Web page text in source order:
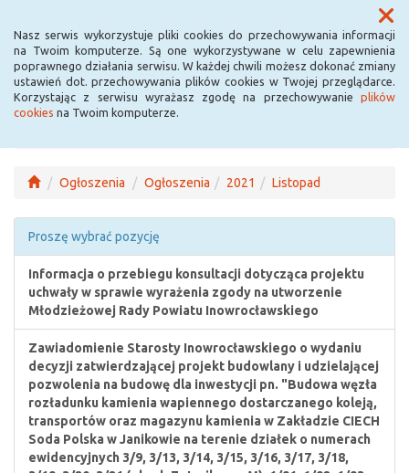
Nasz serwis wykorzystuje pliki cookies do przechowywania informacji
na Twoim komputerze. Są one wykorzystywane w celu zapewnienia
poprawnego działania serwisu. W każdej chwili możesz dokonać zmiany
ustawień dot. przechowywania plików cookies w Twojej przeglądarce.
Korzystając z serwisu wyrażasz zgodę na przechowywanie plików
cookies na Twoim komputerze.
Menu
Ogłoszenia Ogłoszenia 2021 Listopad
Proszę wybrać pozycję
Informacja o przebiegu konsultacji dotycząca projektu
uchwały w sprawie wyrażenia zgody na utworzenie
Młodzieżowej Rady Powiatu Inowrocławskiego
Zawiadomienie Starosty Inowrocławskiego o wydaniu
decyzji zatwierdzającej projekt budowlany i udzielającej
pozwolenia na budowę dla inwestycji pn. "Budowa węzła
rozładunku kamienia wapiennego dostarczanego koleją,
transportów oraz magazynu kamienia w Zakładzie CIECH
Soda Polska w Janikowie na terenie działek o numerach
ewidencyjnych 3/9, 3/13, 3/14, 3/15, 3/16, 3/17, 3/18,